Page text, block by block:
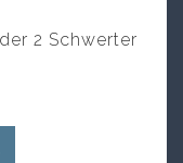
2 Schwerter